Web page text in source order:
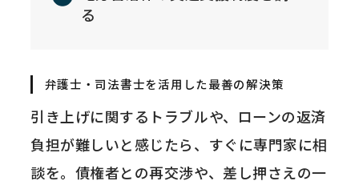
る
弁護士・司法書士を活用した最善の解決策
引き上げに関するトラブルや、ローンの返済
負担が難しいと感じたら、すぐに専門家に相
談を。債権者との再交渉や、差し押さえの一